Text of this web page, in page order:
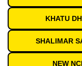
KHATU
SHALIMAR
NEW